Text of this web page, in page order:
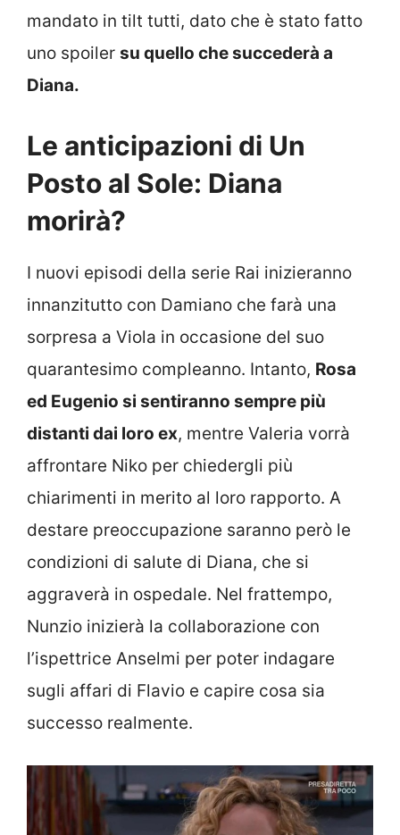
mandato in tilt tutti, dato che è stato fatto
uno spoiler su quello che succederà a
Diana.
Le anticipazioni di Un
Posto al Sole: Diana
morirà?
I nuovi episodi della serie Rai inizieranno
innanzitutto con Damiano che farà una
sorpresa a Viola in occasione del suo
quarantesimo compleanno. Intanto, Rosa
ed Eugenio si sentiranno sempre più
distanti dai loro ex, mentre Valeria vorrà
affrontare Niko per chiedergli più
chiarimenti in merito al loro rapporto. A
destare preoccupazione saranno però le
condizioni di salute di Diana, che si
aggraverà in ospedale. Nel frattempo,
Nunzio inizierà la collaborazione con
l’ispettrice Anselmi per poter indagare
sugli affari di Flavio e capire cosa sia
successo realmente.